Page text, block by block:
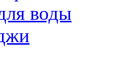
воды